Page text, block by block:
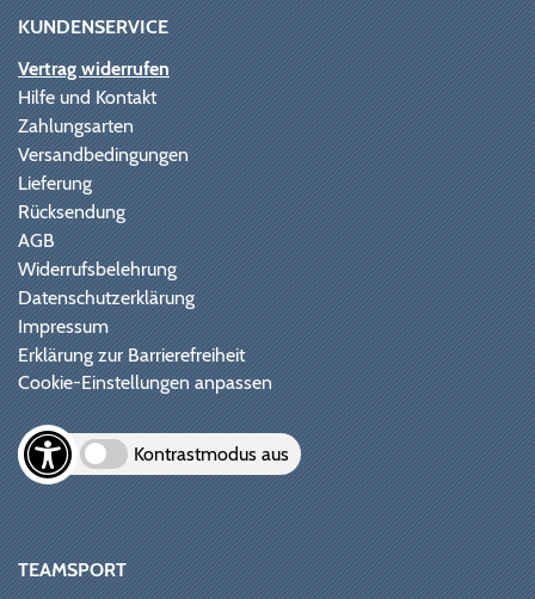
KUNDENSERVICE
Vertrag widerrufen
Hilfe und Kontakt
Zahlungsarten
Versandbedingungen
Lieferung
Rücksendung
AGB
Widerrufsbelehrung
Datenschutzerklärung
Impressum
Erklärung zur Barrierefreiheit
Cookie-Einstellungen anpassen
Kontrastmodus aus
TEAMSPORT